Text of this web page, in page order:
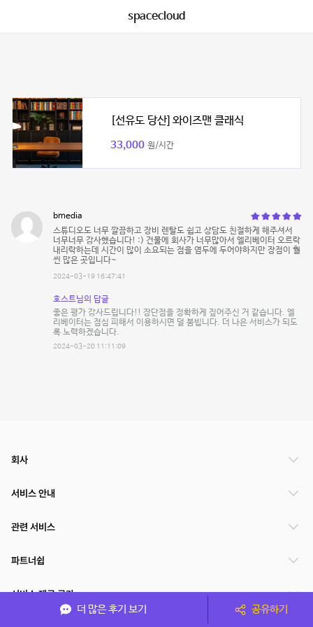
spacecloud
[선유도 당산] 와이즈맨 클래식
33,000 원/시간
bmedia
스튜디오도 너무 깔끔하고 장비 렌탈도 쉽고 상담도 친절하게 해주셔서
너무너무 감사했습니다! :) 건물에 회사가 너무많아서 엘리베이터 오르락
내리락하는데 시간이 많이 소요되는 점을 염두에 두어야하지만 장점이 훨
씬 많은 곳입니다~
2024-03-19 16:47:41
호스트님의 답글
좋은 평가 감사드립니다!! 장단점을 정확하게 짚어주신 거 같습니다. 엘
리베이터는 점심 피해서 이용하시면 덜 붐빕니다. 더 나은 서비스가 되도
록 노력하겠습니다.
2024-03-20 11:11:09
더 많은 후기 보기 공유하기
회사
서비스 안내
관련 서비스
파트너쉽
서비스 제공 국가